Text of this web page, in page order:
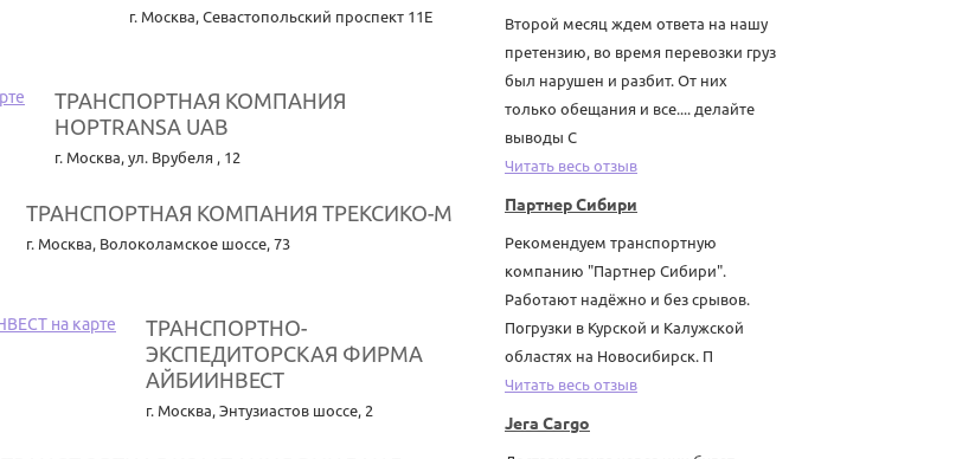
г. Москва, Севастопольский проспект 11Е
ТРАНСПОРТНАЯ КОМПАНИЯ
HOPTRANSA UAB
г. Москва, ул. Врубеля , 12
ТРАНСПОРТНАЯ КОМПАНИЯ ТРЕКСИКО-М
г. Москва, Волоколамское шоссе, 73
ТРАНСПОРТНО-
ЭКСПЕДИТОРСКАЯ ФИРМА
АЙБИИНВЕСТ
г. Москва, Энтузиастов шоссе, 2
Второй месяц ждем ответа на нашу
претензию, во время перевозки груз
был нарушен и разбит. От них
только обещания и все.... делайте
выводы С
Читать весь отзыв
Партнер Сибири
Рекомендуем транспортную
компанию "Партнер Сибири".
Работают надёжно и без срывов.
Погрузки в Курской и Калужской
областях на Новосибирск. П
Читать весь отзыв
Jera Cargo